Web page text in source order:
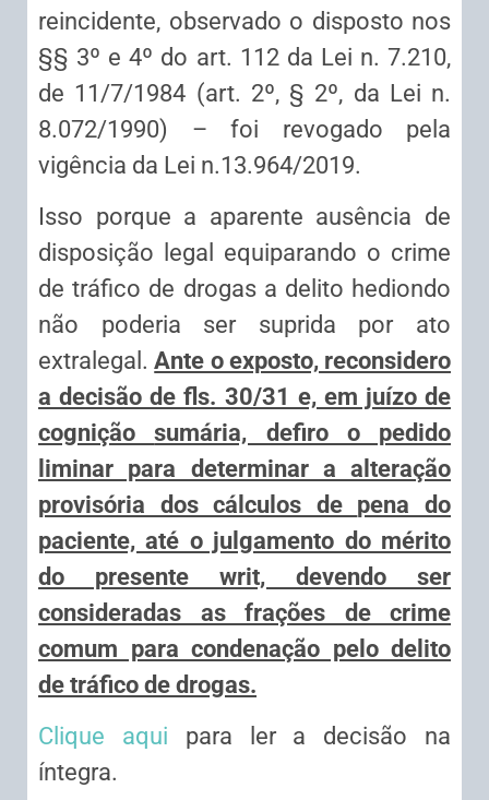
reincidente, observado o disposto nos
§§ 3º e 4º do art. 112 da Lei n. 7.210,
de 11/7/1984 (art. 2º, § 2º, da Lei n.
8.072/1990) – foi revogado pela
vigência da Lei n.13.964/2019.
Isso porque a aparente ausência de
disposição legal equiparando o crime
de tráfico de drogas a delito hediondo
não poderia ser suprida por ato
extralegal.Ante o exposto, reconsidero
a decisão de fls. 30/31 e, em juízo de
cogniçãosumária, defiro o pedido
liminar para determinar a alteração
provisória dos cálculos de pena do
paciente, até o julgamento do mérito
do presente writ, devendo ser
consideradas as frações de crime
comum para condenação pelo delito
de tráfico de drogas.
Clique aqui para ler a decisão na
íntegra.